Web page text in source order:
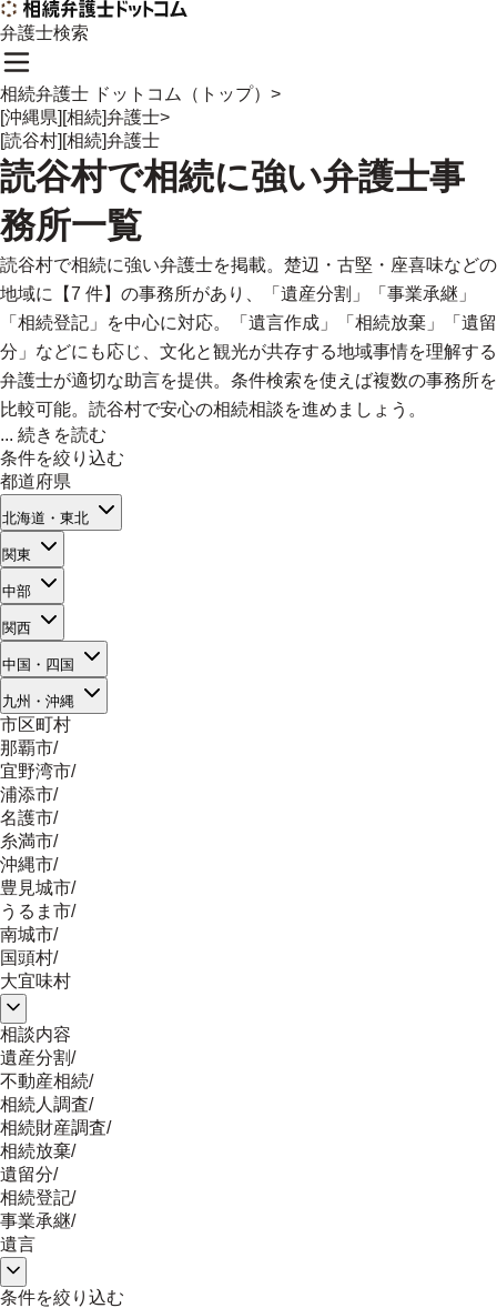
弁護士検索
相続弁護士 ドットコム（トップ） >
[沖縄県][相続]弁護士>
[読谷村][相続]弁護士
読谷村で相続に強い弁護士事
務所一覧
読谷村で相続に強い弁護士を掲載。楚辺・古堅・座喜味などの
地域に【7 件】の事務所があり、「遺産分割」「事業承継」
「相続登記」を中心に対応。「遺言作成」「相続放棄」「遺留
分」などにも応じ、文化と観光が共存する地域事情を理解する
弁護士が適切な助言を提供。条件検索を使えば複数の事務所を
比較可能。読谷村で安心の相続相談を進めましょう。
... 続きを読む
条件を絞り込む
都道府県
北海道・東北
関東
中部
関西
中国・四国
九州・沖縄
市区町村
那覇市/
宜野湾市/
浦添市/
名護市/
糸満市/
沖縄市/
豊見城市/
うるま市/
南城市/
国頭村/
大宜味村
相談内容
遺産分割/
不動産相続/
相続人調査/
相続財産調査/
相続放棄/
遺留分/
相続登記/
事業承継/
遺言
条件を絞り込む